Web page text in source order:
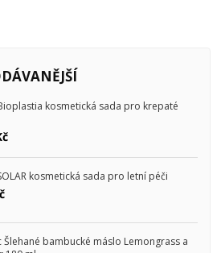
kosmetická sada pro krepaté
kosmetická sada pro letní péči
Šlehané bambucké máslo Lemongrass a